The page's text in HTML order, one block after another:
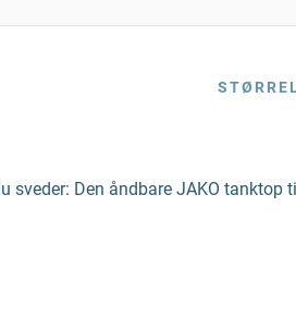
Den åndbare JAKO